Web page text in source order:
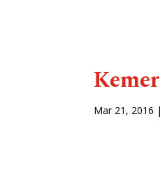
Mar 21, 2016 |